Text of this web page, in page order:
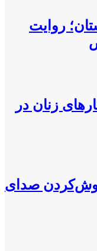
روایت
زنان در
صدای